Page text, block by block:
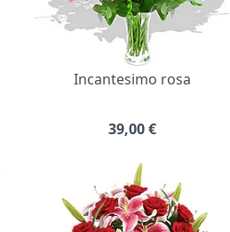
Incantesimo rosa
39,00€